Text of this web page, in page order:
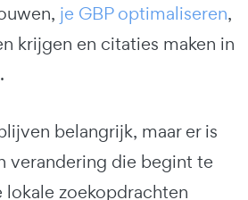
je GBP optimaliseren,
krijgen en citaties maken in
belangrijk, maar er is
verandering die begint te
lokale zoekopdrachten